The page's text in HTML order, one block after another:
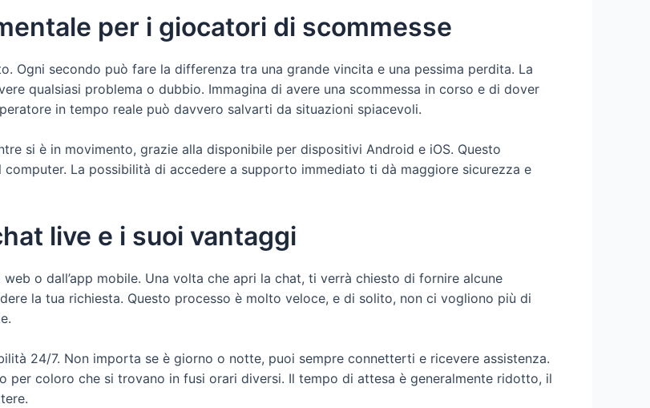
per i giocatori di scommesse
Ogni secondo può fare la differenza tra una grande vincita e una pessima perdita. La
qualsiasi problema o dubbio. Immagina di avere una scommessa in corso e di dover
in tempo reale può davvero salvarti da situazioni spiacevoli.
si è in movimento, grazie alla disponibile per dispositivi Android e iOS. Questo
La possibilità di accedere a supporto immediato ti dà maggiore sicurezza e
live e i suoi vantaggi
o dall’app mobile. Una volta che apri la chat, ti verrà chiesto di fornire alcune
la tua richiesta. Questo processo è molto veloce, e di solito, non ci vogliono più di
24/7. Non importa se è giorno o notte, puoi sempre connetterti e ricevere assistenza.
coloro che si trovano in fusi orari diversi. Il tempo di attesa è generalmente ridotto, il